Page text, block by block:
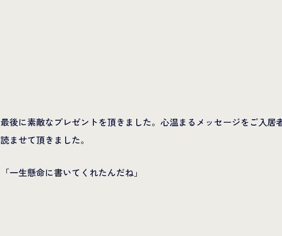
最後に素敵なプレゼントを頂きました。心温まるメッセージをご入居
読ませて頂きました。
「一生懸命に書いてくれたんだね」